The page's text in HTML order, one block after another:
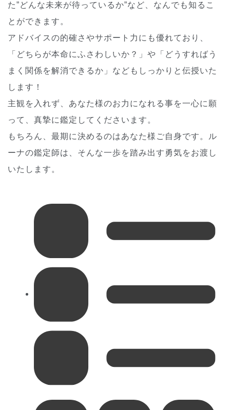
た”どんな未来が待っているか”など、なんでも知るこ
とができます。
アドバイスの的確さやサポート力にも優れており、
「どちらが本命にふさわしいか？」や「どうすればう
まく関係を解消できるか」などもしっかりと伝授いた
します！
主観を入れず、あなた様のお力になれる事を一心に願
って、真摯に鑑定してくださいます。
もちろん、最期に決めるのはあなた様ご自身です。ル
ーナの鑑定師は、そんな一歩を踏み出す勇気をお渡し
いたします。